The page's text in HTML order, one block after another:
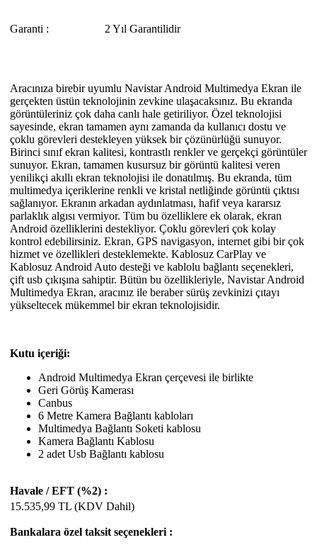
Garanti : 2 Yıl Garantilidir
Aracınıza birebir uyumlu Navistar Android Multimedya Ekran ile
gerçekten üstün teknolojinin zevkine ulaşacaksınız. Bu ekranda
görüntüleriniz çok daha canlı hale getiriliyor. Özel teknolojisi
sayesinde, ekran tamamen aynı zamanda da kullanıcı dostu ve
çoklu görevleri destekleyen yüksek bir çözünürlüğü sunuyor.
Birinci sınıf ekran kalitesi, kontrastlı renkler ve gerçekçi görüntüler
sunuyor. Ekran, tamamen kusursuz bir görüntü kalitesi veren
yenilikçi akıllı ekran teknolojisi ile donatılmış. Bu ekranda, tüm
multimedya içeriklerine renkli ve kristal netliğinde görüntü çıktısı
sağlanıyor. Ekranın arkadan aydınlatması, hafif veya kararsız
parlaklık algısı vermiyor. Tüm bu özelliklere ek olarak, ekran
Android özelliklerini destekliyor. Çoklu görevleri çok kolay
kontrol edebilirsiniz. Ekran, GPS navigasyon, internet gibi bir çok
hizmet ve özellikleri desteklemekte. Kablosuz CarPlay ve
Kablosuz Android Auto desteği ve kablolu bağlantı seçenekleri,
çift usb çıkışına sahiptir. Bütün bu özellikleriyle, Navistar Android
Multimedya Ekran, aracınız ile beraber sürüş zevkinizi çıtayı
yükseltecek mükemmel bir ekran teknolojisidir.
Kutu içeriği:
Android Multimedya Ekran çerçevesi ile birlikte
Geri Görüş Kamerası
Canbus
6 Metre Kamera Bağlantı kabloları
Multimedya Bağlantı Soketi kablosu
Kamera Bağlantı Kablosu
2 adet Usb Bağlantı kablosu
Havale / EFT (%2) :
15.535,99 TL (KDV Dahil)
Bankalara özel taksit seçenekleri :